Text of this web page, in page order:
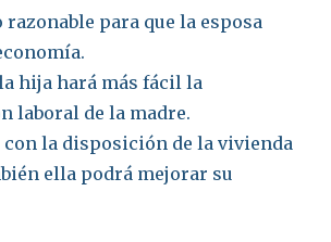
razonable para que la esposa
hija hará más fácil la
laboral de la madre.
con la disposición de la vivienda
ella podrá mejorar su